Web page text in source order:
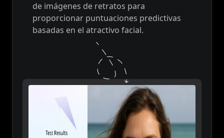
de imágenes de retratos para
proporcionar puntuaciones predictivas
basadas en el atractivo facial.